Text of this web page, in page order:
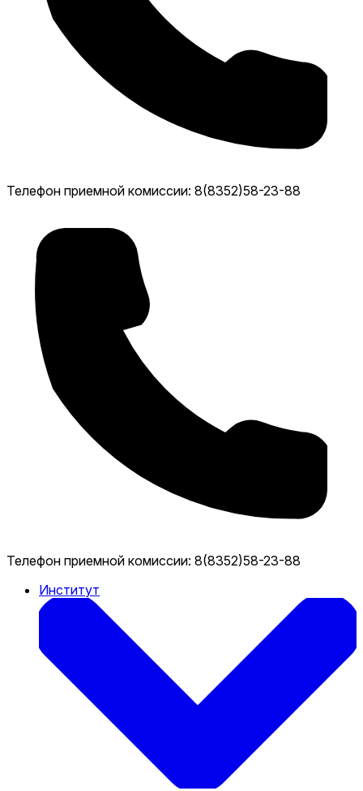
Телефон приемной комиссии: 8(8352)58-23-88
Телефон приемной комиссии: 8(8352)58-23-88
Институт